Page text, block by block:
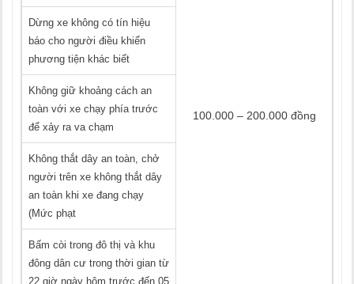
100.000 – 200.000 đồng
Dừng xe không có tín hiệu
báo cho người điều khiển
phương tiện khác biết
Không giữ khoảng cách an
toàn với xe chạy phía trước
để xảy ra va chạm
Không thắt dây an toàn, chở
người trên xe không thắt dây
an toàn khi xe đang chạy
(Mức phạt
Bấm còi trong đô thị và khu
đông dân cư trong thời gian từ
22 giờ ngày hôm trước đến 05